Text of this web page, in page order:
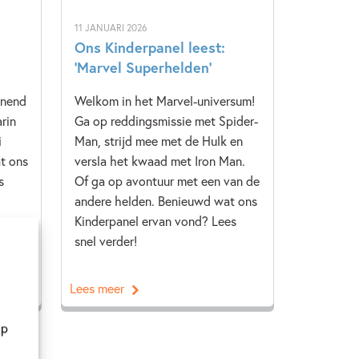
ons
11 JANUARI 2026
Ons Kinderpanel leest:
‘Marvel Superhelden’
Welkom in het Marvel-universum!
Ga op reddingsmissie met Spider-
Man, strijd mee met de Hulk en
versla het kwaad met Iron Man.
Of ga op avontuur met een van de
andere helden. Benieuwd wat ons
Kinderpanel ervan vond? Lees
snel verder!
Lees meer